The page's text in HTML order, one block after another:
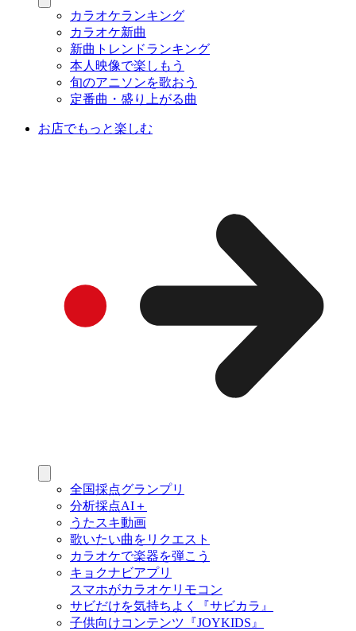
カラオケランキング
カラオケ新曲
新曲トレンドランキング
本人映像で楽しもう
旬のアニソンを歌おう
定番曲・盛り上がる曲
お店でもっと楽しむ
全国採点グランプリ
分析採点AI＋
うたスキ動画
歌いたい曲をリクエスト
カラオケで楽器を弾こう
キョクナビアプリ
スマホがカラオケリモコン
サビだけを気持ちよく『サビカラ』
子供向けコンテンツ『JOYKIDS』